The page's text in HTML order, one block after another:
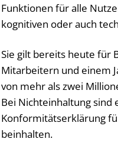
Funktionen für alle
kognitiven oder auch
Sie gilt bereits heute für
Mitarbeitern und einem
von mehr als zwei
Bei Nichteinhaltung sind
Konformitätserklärung
beinhalten.